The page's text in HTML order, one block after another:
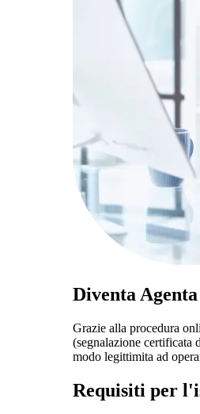
Diventa
Grazie alla procedura
(segnalazione
modo legittimita ad
Requisiti per